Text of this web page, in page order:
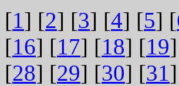
[1] [2] [3] [4] [5] [
[16] [17] [18] [19
[28] [29] [30] [31